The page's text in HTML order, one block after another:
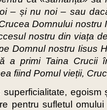
– și nu noi – sau
Domnului
nostru din viața
Domnul nostru Iisus
a primi Taina Crucii
fiind Pomul vieții,
pentru sufletul